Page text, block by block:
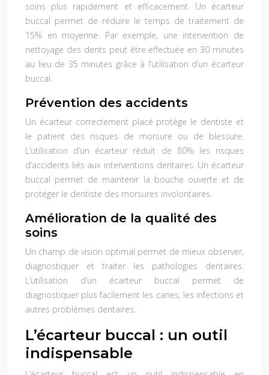
soins plus rapidement et efficacement. Un écarteur
buccal permet de réduire le temps de traitement de
15% en moyenne. Par exemple, une intervention de
nettoyage des dents peut être effectuée en 30 minutes
au lieu de 35 minutes grâce à l’utilisation d’un écarteur
buccal.
Prévention des accidents
Un écarteur correctement placé protège le dentiste et
le patient des risques de morsure ou de blessure.
L’utilisation d’un écarteur réduit de 80% les risques
d’accidents liés aux interventions dentaires. Un écarteur
buccal permet de maintenir la bouche ouverte et de
protéger le dentiste des morsures involontaires.
Amélioration de la qualité des
soins
Un champ de vision optimal permet de mieux observer,
diagnostiquer et traiter les pathologies dentaires.
L’utilisation d’un écarteur buccal permet de
diagnostiquer plus facilement les caries, les infections et
autres problèmes dentaires.
L’écarteur buccal : un outil
indispensable